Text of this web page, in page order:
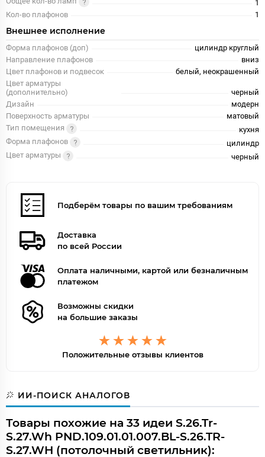
1
Кол-во плафонов
1
Внешнее исполнение
Форма плафонов (доп)
цилиндр круглый
Направление плафонов
вниз
Цвет плафонов и подвесок
белый, неокрашенный
Цвет арматуры
(дополнительно)
черный
Дизайн
модерн
Поверхность арматуры
матовый
Тип помещения
кухня
Форма плафонов
цилиндр
Цвет арматуры
черный
Подберём товары по вашим требованиям
Доставка
по всей России
Оплата наличными, картой или безналичным
платежом
Возможны скидки
на большие заказы
Положительные отзывы клиентов
ИИ-ПОИСК АНАЛОГОВ
Товары похожие на 33 идеи S.26.Tr-
S.27.Wh PND.109.01.01.007.BL-S.26.TR-
S.27.WH (потолочный светильник):